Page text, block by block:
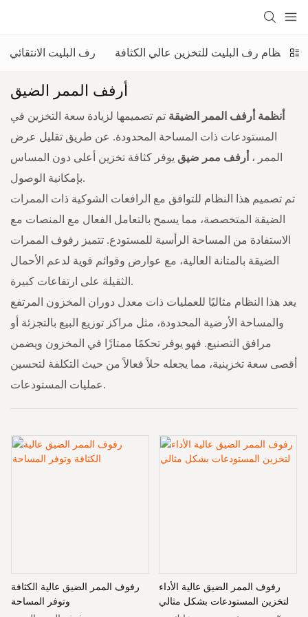
رف البليت الانتقائي نظام رف البليت للتخزين عالي الكثافة
أرفف الممر الضيق
أنظمة أرفف الممر الضيقة تم تصميمها لزيادة سعة التخزين في
المستودعات ذات المساحة المحدودة. عن طريق تقليل عرض
الممر ، أرفف ممر ضيق يوفر كثافة تخزين أعلى دون المساس
بإمكانية الوصول.
تم تصميم هذا النظام للتوافق مع الرافعات الشوكية ذات الممرات
الضيقة المتخصصة، مما يسمح بالتعامل الفعال مع المنصات مع
الاستفادة من المساحة الرأسية للمستودع. تتميز رفوف الممرات
الضيقة بالمتانة العالية، مع عوارض وقوائم قوية لدعم الأحمال
الثقيلة على ارتفاعات كبيرة.
يعد هذا النظام مثاليًا للعمليات ذات معدل دوران المخزون المرتفع
والمساحة الأرضية المحدودة، مثل مراكز توزيع البيع بالتجزئة أو
مرافق التصنيع. فهو يوفر تحكمًا ممتازًا في المخزون ويضمن
أقصى سعة تخزينية، مما يجعله حلاً فعالاً من حيث التكلفة لتحسين
عمليات المستودعات.
رفوف الممر الضيق عالية الكثافة
وتوفر المساحة
رفوف الممر الضيق عالية الأداء
لتخزين المستودعات بشكل مثالي